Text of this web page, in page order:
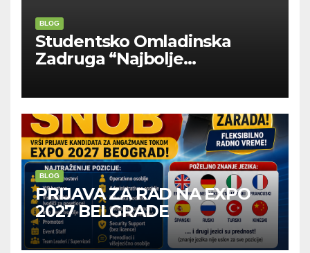
BLOG
Studentsko Omladinska
Zadruga “Najbolje
BLOG
PRIJAVA ZA RAD NA EXPO
2027 BELGRADE